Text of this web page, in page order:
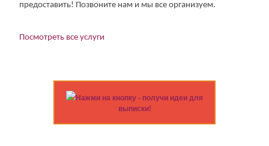
предоставить! Позвоните нам и мы все организуем.
Посмотреть все услуги
Нажми на кнопку - получи идеи для
выписки!